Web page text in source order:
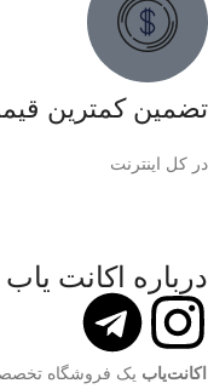
تضمین کمترین
در کل اینترنت
درباره اکانت یاب
اکانت‌یاب یک فروشگاه